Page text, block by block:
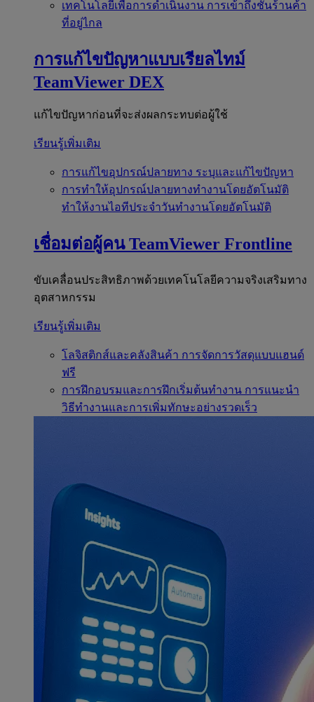
เทคโนโลยีเพื่อการดำเนินงาน การเข้าถึงชั้นร้านค้า
ที่อยู่ไกล
การแก้ไขปัญหาแบบเรียลไทม์
TeamViewer DEX
แก้ไขปัญหาก่อนที่จะส่งผลกระทบต่อผู้ใช้
เรียนรู้เพิ่มเติม
การแก้ไขอุปกรณ์ปลายทาง ระบุและแก้ไขปัญหา
การทำให้อุปกรณ์ปลายทางทำงานโดยอัตโนมัติ
ทำให้งานไอทีประจำวันทำงานโดยอัตโนมัติ
เชื่อมต่อผู้คน TeamViewer Frontline
ขับเคลื่อนประสิทธิภาพด้วยเทคโนโลยีความจริงเสริมทาง
อุตสาหกรรม
เรียนรู้เพิ่มเติม
โลจิสติกส์และคลังสินค้า การจัดการวัสดุแบบแฮนด์
ฟรี
การฝึกอบรมและการฝึกเริ่มต้นทำงาน การแนะนำ
วิธีทำงานและการเพิ่มทักษะอย่างรวดเร็ว